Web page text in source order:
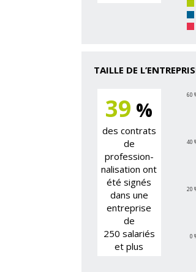
TAILLE DE
39 %
des contrats
de
profession­
nalisation ont
été signés
dans une
entreprise
de
250 salariés
et plus
0
20
40
60